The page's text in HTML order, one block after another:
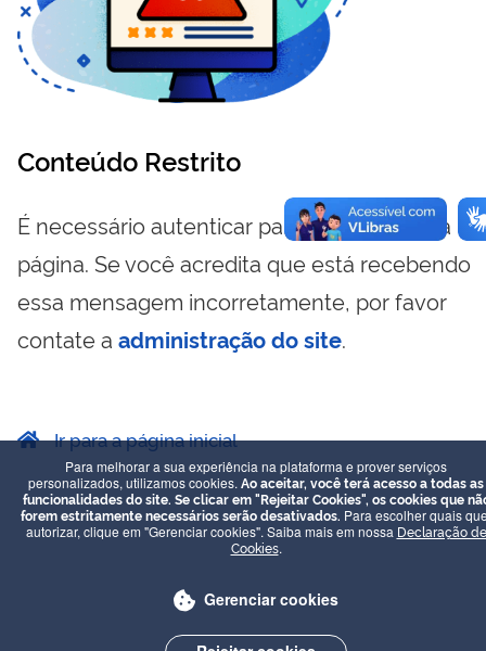
Conteúdo Restrito
É necessário autenticar para visualizar essa
página. Se você acredita que está recebendo
essa mensagem incorretamente, por favor
contate a administração do site.
Ir para a página inicial
Para melhorar a sua experiência na plataforma e prover serviços
personalizados, utilizamos cookies. Ao aceitar, você terá acesso a todas as
funcionalidades do site. Se clicar em "Rejeitar Cookies", os cookies que
forem estritamente necessários serão desativados. Para escolher quais
autorizar, clique em "Gerenciar cookies". Saiba mais em nossa Declaração de
Cookies.
Gerenciar cookies